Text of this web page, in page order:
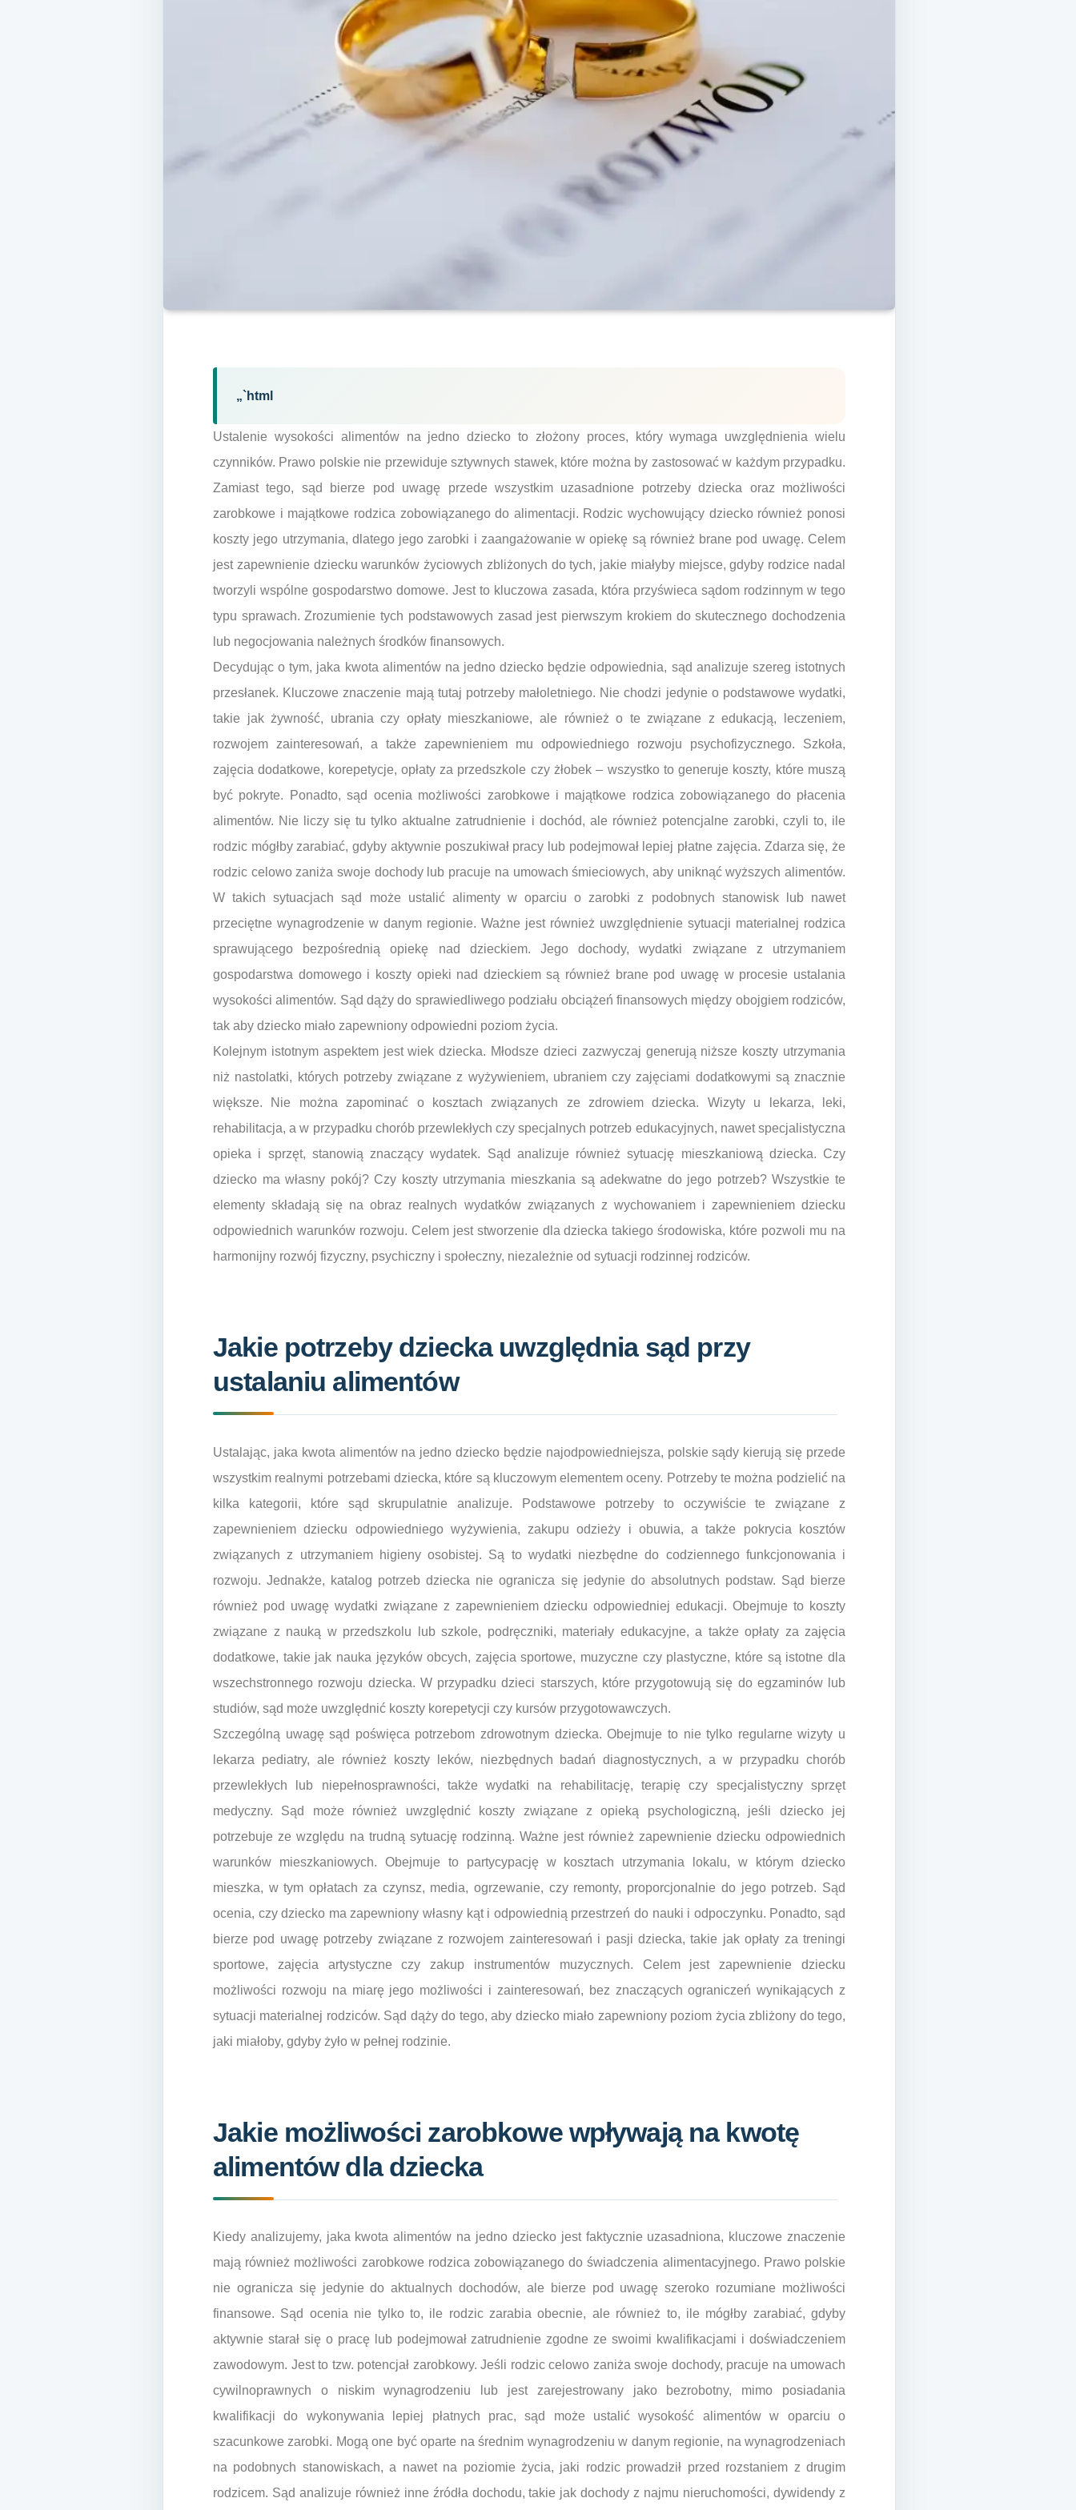
„`html
Ustalenie wysokości alimentów na jedno dziecko to złożony proces, który wymaga uwzględnienia wielu
czynników. Prawo polskie nie przewiduje sztywnych stawek, które można by zastosować w każdym przypadku.
Zamiast tego, sąd bierze pod uwagę przede wszystkim uzasadnione potrzeby dziecka oraz możliwości
zarobkowe i majątkowe rodzica zobowiązanego do alimentacji. Rodzic wychowujący dziecko również ponosi
koszty jego utrzymania, dlatego jego zarobki i zaangażowanie w opiekę są również brane pod uwagę. Celem
jest zapewnienie dziecku warunków życiowych zbliżonych do tych, jakie miałyby miejsce, gdyby rodzice nadal
tworzyli wspólne gospodarstwo domowe. Jest to kluczowa zasada, która przyświeca sądom rodzinnym w tego
typu sprawach. Zrozumienie tych podstawowych zasad jest pierwszym krokiem do skutecznego dochodzenia
lub negocjowania należnych środków finansowych.
Decydując o tym, jaka kwota alimentów na jedno dziecko będzie odpowiednia, sąd analizuje szereg istotnych
przesłanek. Kluczowe znaczenie mają tutaj potrzeby małoletniego. Nie chodzi jedynie o podstawowe wydatki,
takie jak żywność, ubrania czy opłaty mieszkaniowe, ale również o te związane z edukacją, leczeniem,
rozwojem zainteresowań, a także zapewnieniem mu odpowiedniego rozwoju psychofizycznego. Szkoła,
zajęcia dodatkowe, korepetycje, opłaty za przedszkole czy żłobek – wszystko to generuje koszty, które muszą
być pokryte. Ponadto, sąd ocenia możliwości zarobkowe i majątkowe rodzica zobowiązanego do płacenia
alimentów. Nie liczy się tu tylko aktualne zatrudnienie i dochód, ale również potencjalne zarobki, czyli to, ile
rodzic mógłby zarabiać, gdyby aktywnie poszukiwał pracy lub podejmował lepiej płatne zajęcia. Zdarza się, że
rodzic celowo zaniża swoje dochody lub pracuje na umowach śmieciowych, aby uniknąć wyższych alimentów.
W takich sytuacjach sąd może ustalić alimenty w oparciu o zarobki z podobnych stanowisk lub nawet
przeciętne wynagrodzenie w danym regionie. Ważne jest również uwzględnienie sytuacji materialnej rodzica
sprawującego bezpośrednią opiekę nad dzieckiem. Jego dochody, wydatki związane z utrzymaniem
gospodarstwa domowego i koszty opieki nad dzieckiem są również brane pod uwagę w procesie ustalania
wysokości alimentów. Sąd dąży do sprawiedliwego podziału obciążeń finansowych między obojgiem rodziców,
tak aby dziecko miało zapewniony odpowiedni poziom życia.
Kolejnym istotnym aspektem jest wiek dziecka. Młodsze dzieci zazwyczaj generują niższe koszty utrzymania
niż nastolatki, których potrzeby związane z wyżywieniem, ubraniem czy zajęciami dodatkowymi są znacznie
większe. Nie można zapominać o kosztach związanych ze zdrowiem dziecka. Wizyty u lekarza, leki,
rehabilitacja, a w przypadku chorób przewlekłych czy specjalnych potrzeb edukacyjnych, nawet specjalistyczna
opieka i sprzęt, stanowią znaczący wydatek. Sąd analizuje również sytuację mieszkaniową dziecka. Czy
dziecko ma własny pokój? Czy koszty utrzymania mieszkania są adekwatne do jego potrzeb? Wszystkie te
elementy składają się na obraz realnych wydatków związanych z wychowaniem i zapewnieniem dziecku
odpowiednich warunków rozwoju. Celem jest stworzenie dla dziecka takiego środowiska, które pozwoli mu na
harmonijny rozwój fizyczny, psychiczny i społeczny, niezależnie od sytuacji rodzinnej rodziców.
Jakie potrzeby dziecka uwzględnia sąd przy
ustalaniu alimentów
Ustalając, jaka kwota alimentów na jedno dziecko będzie najodpowiedniejsza, polskie sądy kierują się przede
wszystkim realnymi potrzebami dziecka, które są kluczowym elementem oceny. Potrzeby te można podzielić na
kilka kategorii, które sąd skrupulatnie analizuje. Podstawowe potrzeby to oczywiście te związane z
zapewnieniem dziecku odpowiedniego wyżywienia, zakupu odzieży i obuwia, a także pokrycia kosztów
związanych z utrzymaniem higieny osobistej. Są to wydatki niezbędne do codziennego funkcjonowania i
rozwoju. Jednakże, katalog potrzeb dziecka nie ogranicza się jedynie do absolutnych podstaw. Sąd bierze
również pod uwagę wydatki związane z zapewnieniem dziecku odpowiedniej edukacji. Obejmuje to koszty
związane z nauką w przedszkolu lub szkole, podręczniki, materiały edukacyjne, a także opłaty za zajęcia
dodatkowe, takie jak nauka języków obcych, zajęcia sportowe, muzyczne czy plastyczne, które są istotne dla
wszechstronnego rozwoju dziecka. W przypadku dzieci starszych, które przygotowują się do egzaminów lub
studiów, sąd może uwzględnić koszty korepetycji czy kursów przygotowawczych.
Szczególną uwagę sąd poświęca potrzebom zdrowotnym dziecka. Obejmuje to nie tylko regularne wizyty u
lekarza pediatry, ale również koszty leków, niezbędnych badań diagnostycznych, a w przypadku chorób
przewlekłych lub niepełnosprawności, także wydatki na rehabilitację, terapię czy specjalistyczny sprzęt
medyczny. Sąd może również uwzględnić koszty związane z opieką psychologiczną, jeśli dziecko jej
potrzebuje ze względu na trudną sytuację rodzinną. Ważne jest również zapewnienie dziecku odpowiednich
warunków mieszkaniowych. Obejmuje to partycypację w kosztach utrzymania lokalu, w którym dziecko
mieszka, w tym opłatach za czynsz, media, ogrzewanie, czy remonty, proporcjonalnie do jego potrzeb. Sąd
ocenia, czy dziecko ma zapewniony własny kąt i odpowiednią przestrzeń do nauki i odpoczynku. Ponadto, sąd
bierze pod uwagę potrzeby związane z rozwojem zainteresowań i pasji dziecka, takie jak opłaty za treningi
sportowe, zajęcia artystyczne czy zakup instrumentów muzycznych. Celem jest zapewnienie dziecku
możliwości rozwoju na miarę jego możliwości i zainteresowań, bez znaczących ograniczeń wynikających z
sytuacji materialnej rodziców. Sąd dąży do tego, aby dziecko miało zapewniony poziom życia zbliżony do tego,
jaki miałoby, gdyby żyło w pełnej rodzinie.
Jakie możliwości zarobkowe wpływają na kwotę
alimentów dla dziecka
Kiedy analizujemy, jaka kwota alimentów na jedno dziecko jest faktycznie uzasadniona, kluczowe znaczenie
mają również możliwości zarobkowe rodzica zobowiązanego do świadczenia alimentacyjnego. Prawo polskie
nie ogranicza się jedynie do aktualnych dochodów, ale bierze pod uwagę szeroko rozumiane możliwości
finansowe. Sąd ocenia nie tylko to, ile rodzic zarabia obecnie, ale również to, ile mógłby zarabiać, gdyby
aktywnie starał się o pracę lub podejmował zatrudnienie zgodne ze swoimi kwalifikacjami i doświadczeniem
zawodowym. Jest to tzw. potencjał zarobkowy. Jeśli rodzic celowo zaniża swoje dochody, pracuje na umowach
cywilnoprawnych o niskim wynagrodzeniu lub jest zarejestrowany jako bezrobotny, mimo posiadania
kwalifikacji do wykonywania lepiej płatnych prac, sąd może ustalić wysokość alimentów w oparciu o
szacunkowe zarobki. Mogą one być oparte na średnim wynagrodzeniu w danym regionie, na wynagrodzeniach
na podobnych stanowiskach, a nawet na poziomie życia, jaki rodzic prowadził przed rozstaniem z drugim
rodzicem. Sąd analizuje również inne źródła dochodu, takie jak dochody z najmu nieruchomości, dywidendy z